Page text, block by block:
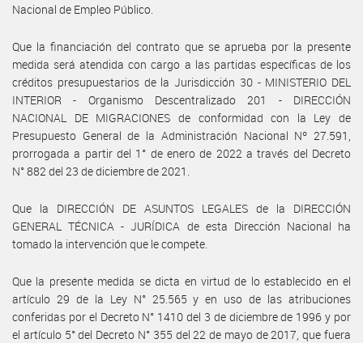
Nacional de Empleo Público.
Que la financiación del contrato que se aprueba por la presente
medida será atendida con cargo a las partidas específicas de los
créditos presupuestarios de la Jurisdicción 30 - MINISTERIO DEL
INTERIOR - Organismo Descentralizado 201 - DIRECCIÓN
NACIONAL DE MIGRACIONES de conformidad con la Ley de
Presupuesto General de la Administración Nacional Nº 27.591,
prorrogada a partir del 1° de enero de 2022 a través del Decreto
N° 882 del 23 de diciembre de 2021.
Que la DIRECCIÓN DE ASUNTOS LEGALES de la DIRECCIÓN
GENERAL TÉCNICA - JURÍDICA de esta Dirección Nacional ha
tomado la intervención que le compete.
Que la presente medida se dicta en virtud de lo establecido en el
artículo 29 de la Ley N° 25.565 y en uso de las atribuciones
conferidas por el Decreto N° 1410 del 3 de diciembre de 1996 y por
el artículo 5° del Decreto N° 355 del 22 de mayo de 2017, que fuera